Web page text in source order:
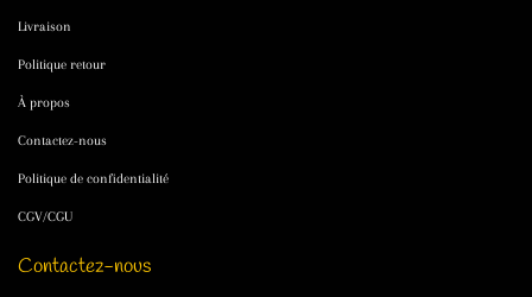
Livraison
Politique retour
À propos
Contactez-nous
Politique de confidentialité
CGV/CGU
Contactez-nous